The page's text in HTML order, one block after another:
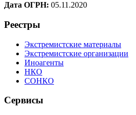
Дата ОГРН: 05.11.2020
Реестры
Экстремистские материалы
Экстремистские организации
Иноагенты
НКО
СОНКО
Сервисы